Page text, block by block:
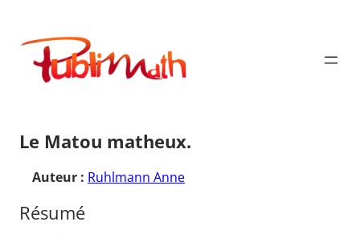
contenu
Publimath
Le Matou matheux.
Auteur : Ruhlmann Anne
Résumé